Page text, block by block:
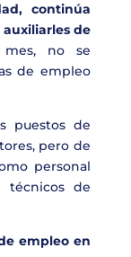
continúa
de
no se
de empleo
puestos de
pero de
personal
técnicos de
empleo en